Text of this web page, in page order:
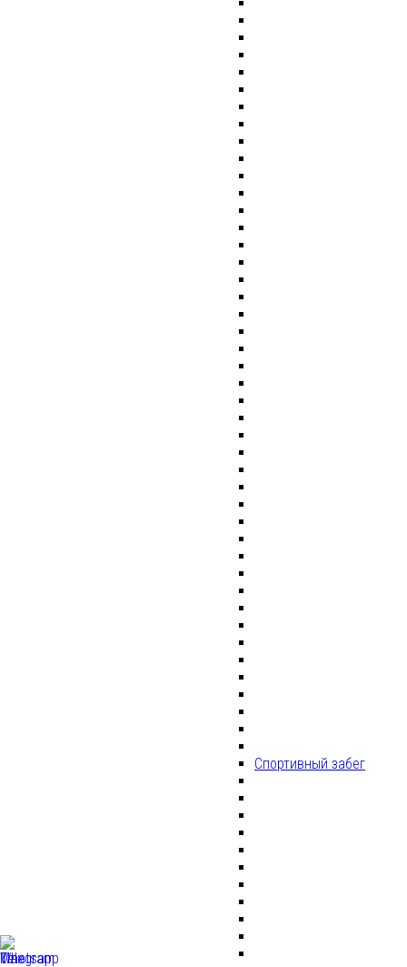
Спортивный забег